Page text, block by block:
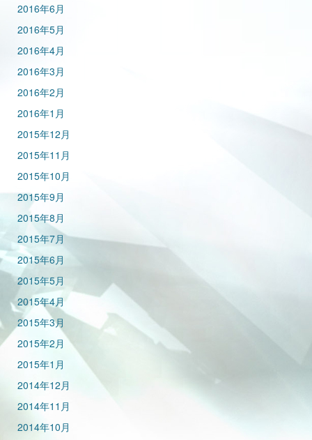
2016年6月
2016年5月
2016年4月
2016年3月
2016年2月
2016年1月
2015年12月
2015年11月
2015年10月
2015年9月
2015年8月
2015年7月
2015年6月
2015年5月
2015年4月
2015年3月
2015年2月
2015年1月
2014年12月
2014年11月
2014年10月